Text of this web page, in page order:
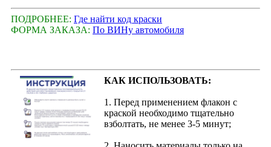
ПОДРОБНЕЕ: Где найти код краски
ФОРМА ЗАКАЗА: По ВИНу автомобиля
КАК ИСПОЛЬЗОВАТЬ:
1. Перед применением флакон с
краской необходимо тщательно
взболтать, не менее 3-5 минут;